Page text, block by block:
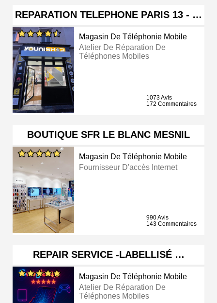
REPARATION TELEPHONE PARIS 13 - …
Magasin De Téléphonie Mobile
Atelier De Réparation De
Téléphones Mobiles
1073 Avis
172 Commentaires
BOUTIQUE SFR LE BLANC MESNIL
Magasin De Téléphonie Mobile
Fournisseur D'accès Internet
990 Avis
143 Commentaires
REPAIR SERVICE -LABELLISÉ …
Magasin De Téléphonie Mobile
Atelier De Réparation De
Téléphones Mobiles